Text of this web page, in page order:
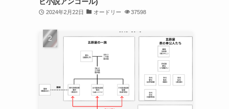
2024年2月22日 オードリー 37598